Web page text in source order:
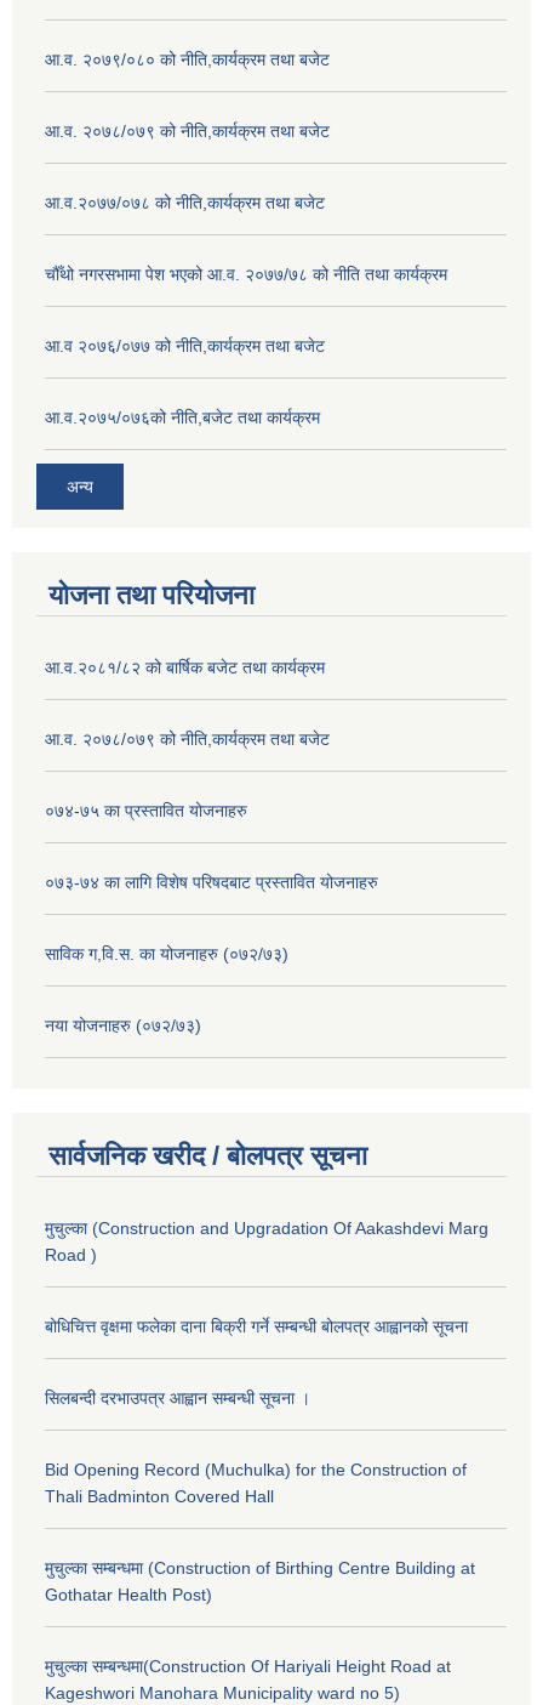
आ.व. २०७९/०८० को नीति,कार्यक्रम तथा बजेट
आ.व. २०७८/०७९ को नीति,कार्यक्रम तथा बजेट
आ.व.२०७७/०७८ को नीति,कार्यक्रम तथा बजेट
चौँथो नगरसभामा पेश भएको आ.व. २०७७/७८ को नीति तथा कार्यक्रम
आ.व २०७६/०७७ को नीति,कार्यक्रम तथा बजेट
आ.व.२०७५/०७६को नीति,बजेट तथा कार्यक्रम
अन्य
योजना तथा परियोजना
आ.व.२०८१/८२ को बार्षिक बजेट तथा कार्यक्रम
आ.व. २०७८/०७९ को नीति,कार्यक्रम तथा बजेट
०७४-७५ का प्रस्तावित योजनाहरु
०७३-७४ का लागि विशेष परिषदबाट प्रस्तावित योजनाहरु
साविक ग,वि.स. का योजनाहरु (०७२/७३)
नया योजनाहरु (०७२/७३)
सार्वजनिक खरीद / बोलपत्र सूचना
मुचुल्का (Construction and Upgradation Of Aakashdevi Marg
Road )
बोधिचित्त वृक्षमा फलेका दाना बिक्री गर्ने सम्बन्धी बोलपत्र आह्वानको सूचना
सिलबन्दी दरभाउपत्र आह्वान सम्बन्धी सूचना ।
Bid Opening Record (Muchulka) for the Construction of
Thali Badminton Covered Hall
मुचुल्का सम्बन्धमा (Construction of Birthing Centre Building at
Gothatar Health Post)
मुचुल्का सम्बन्धमा(Construction Of Hariyali Height Road at
Kageshwori Manohara Municipality ward no 5)